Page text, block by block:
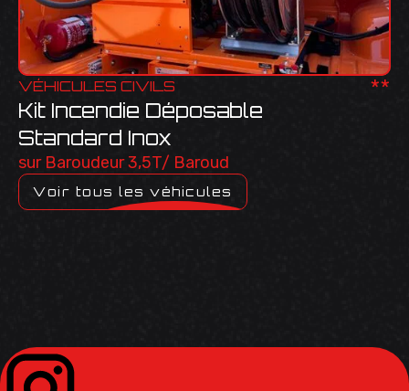
VÉHICULES CIVILS
Kit Incendie Déposable
Standard Inox
sur Baroudeur 3,5T/ Baroud
**
Voir tous les véhicules